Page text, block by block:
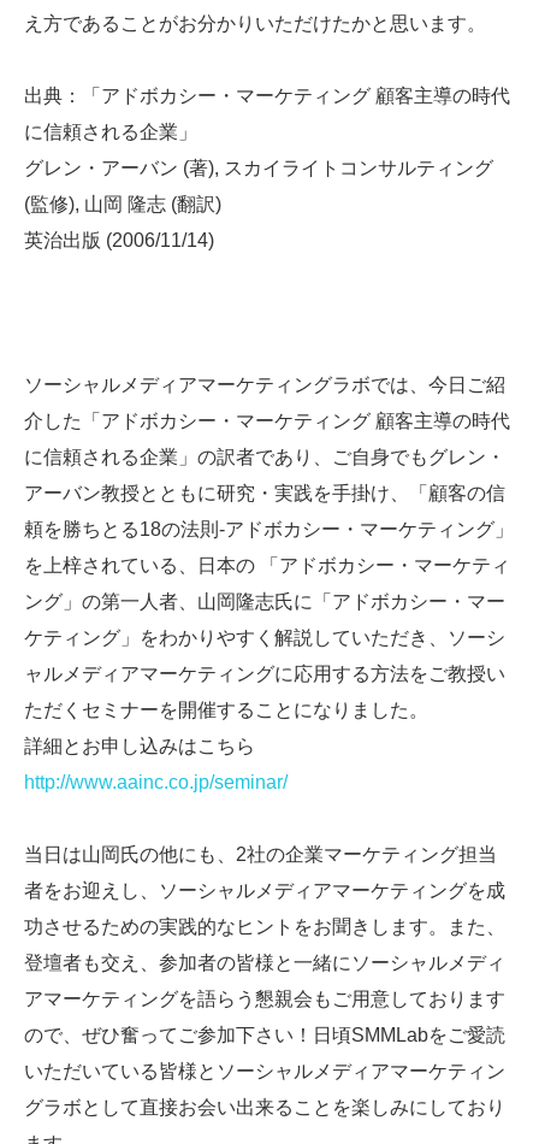
え方であることがお分かりいただけたかと思います。
出典：「アドボカシー・マーケティング 顧客主導の時代
に信頼される企業」
グレン・アーバン (著), スカイライトコンサルティング
(監修), 山岡 隆志 (翻訳)
英治出版 (2006/11/14)
ソーシャルメディアマーケティングラボでは、今日ご紹
介した「アドボカシー・マーケティング 顧客主導の時代
に信頼される企業」の訳者であり、ご自身でもグレン・
アーバン教授とともに研究・実践を手掛け、「顧客の信
頼を勝ちとる18の法則-アドボカシー・マーケティング」
を上梓されている、日本の 「アドボカシー・マーケティ
ング」の第一人者、山岡隆志氏に「アドボカシー・マー
ケティング」をわかりやすく解説していただき、ソーシ
ャルメディアマーケティングに応用する方法をご教授い
ただくセミナーを開催することになりました。
詳細とお申し込みはこちら
http://www.aainc.co.jp/seminar/
当日は山岡氏の他にも、2社の企業マーケティング担当
者をお迎えし、ソーシャルメディアマーケティングを成
功させるための実践的なヒントをお聞きします。また、
登壇者も交え、参加者の皆様と一緒にソーシャルメディ
アマーケティングを語らう懇親会もご用意しております
ので、ぜひ奮ってご参加下さい！日頃SMMLabをご愛読
いただいている皆様とソーシャルメディアマーケティン
グラボとして直接お会い出来ることを楽しみにしており